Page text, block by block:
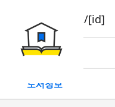
book/rent/[id]
대여
도서정보